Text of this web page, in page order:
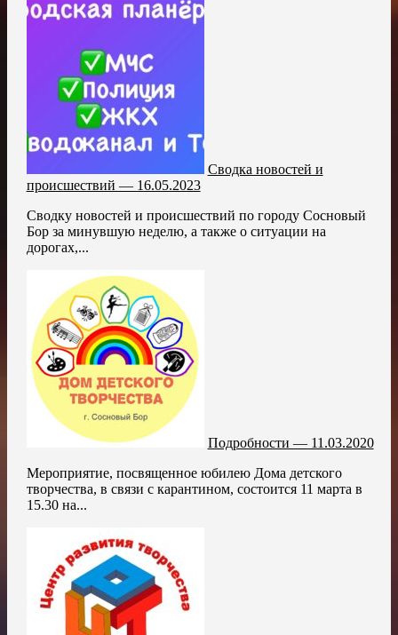
Сводка новостей и
происшествий — 16.05.2023
Сводку новостей и происшествий по городу Сосновый
Бор за минувшую неделю, а также о ситуации на
дорогах,...
Подробности — 11.03.2020
Мероприятие, посвященное юбилею Дома детского
творчества, в связи с карантином, состоится 11 марта в
15.30 на...